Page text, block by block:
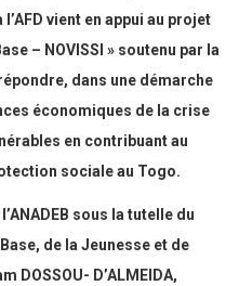
vient en appui au projet
– NOVISSI » soutenu par la
dans une démarche
économiques de la crise
en contribuant au
sociale au Togo.
sous la tutelle du
de la Jeunesse et de
DOSSOU- D’ALMEIDA,